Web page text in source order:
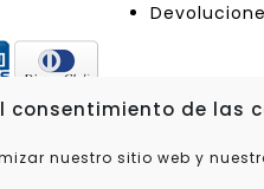
consentimiento de las
nuestro sitio web y